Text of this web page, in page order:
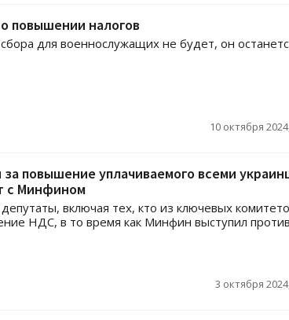
повышении налогов
для военнослужащих не будет, он
10 октября
повышение уплачиваемого всеми
с Минфином
включая тех, кто из ключевых
НДС, в то время как Минфин выступил против
3 октября